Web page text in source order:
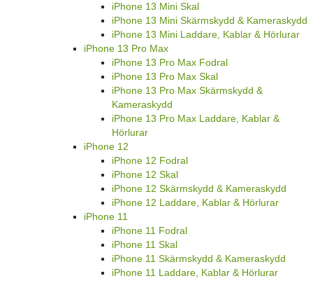
iPhone 13 Mini Skal
iPhone 13 Mini Skärmskydd & Kameraskydd
iPhone 13 Mini Laddare, Kablar & Hörlurar
iPhone 13 Pro Max
iPhone 13 Pro Max Fodral
iPhone 13 Pro Max Skal
iPhone 13 Pro Max Skärmskydd &
Kameraskydd
iPhone 13 Pro Max Laddare, Kablar &
Hörlurar
iPhone 12
iPhone 12 Fodral
iPhone 12 Skal
iPhone 12 Skärmskydd & Kameraskydd
iPhone 12 Laddare, Kablar & Hörlurar
iPhone 11
iPhone 11 Fodral
iPhone 11 Skal
iPhone 11 Skärmskydd & Kameraskydd
iPhone 11 Laddare, Kablar & Hörlurar